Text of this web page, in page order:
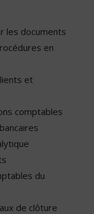
les documents
en
et
comptables
du
de clôture